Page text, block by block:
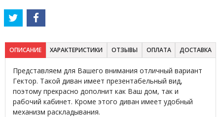
ОПИСАНИЕ ХАРАКТЕРИСТИКИ ОТЗЫВЫ ОПЛАТА ДОСТАВКА
Представляем для Вашего внимания отличный вариант
Гектор. Такой диван имеет презентабельный вид,
поэтому прекрасно дополнит как Ваш дом, так и
рабочий кабинет. Кроме этого диван имеет удобный
механизм раскладывания.